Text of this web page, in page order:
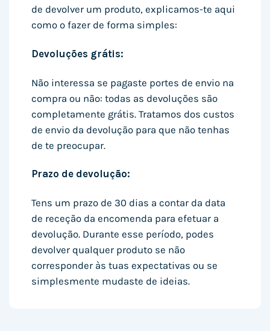
de devolver um produto, explicamos-te aqui
como o fazer de forma simples:
Devoluções grátis:
Não interessa se pagaste portes de envio na
compra ou não: todas as devoluções são
completamente grátis. Tratamos dos custos
de envio da devolução para que não tenhas
de te preocupar.
Prazo de devolução:
Tens um prazo de 30 dias a contar da data
de receção da encomenda para efetuar a
devolução. Durante esse período, podes
devolver qualquer produto se não
corresponder às tuas expectativas ou se
simplesmente mudaste de ideias.